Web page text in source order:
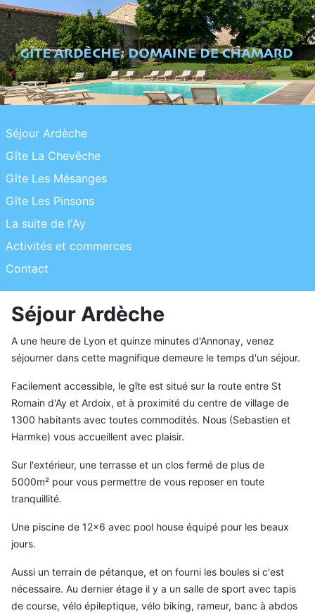
Séjour Ardèche
Gîte La Chevêche
Gîte Les Mésanges
Gîte Les Pinsons
La suite de l'Ay
Activités et commerces
Contact
Séjour Ardèche
A une heure de Lyon et quinze minutes d'Annonay, venez
séjourner dans cette magnifique demeure le temps d'un séjour.
Facilement accessible, le gîte est situé sur la route entre St
Romain d'Ay et Ardoix, et à proximité du centre de village de
1300 habitants avec toutes commodités. Nous (Sebastien et
Harmke) vous accueillent avec plaisir.
Sur l'extérieur, une terrasse et un clos fermé de plus de
5000m² pour vous permettre de vous reposer en toute
tranquillité.
Une piscine de 12x6 avec pool house équipé pour les beaux
jours.
Aussi un terrain de pétanque, et on fourni les boules si c'est
nécessaire. Au dernier étage il y a un salle de sport avec tapis
de course, vélo épileptique, vélo biking, rameur, banc à abdos